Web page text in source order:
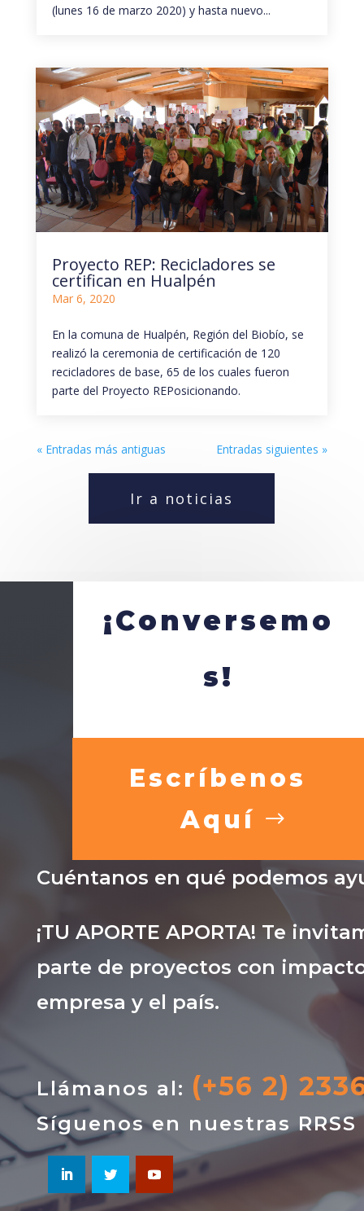
(lunes 16 de marzo 2020) y hasta nuevo...
Proyecto REP: Recicladores se
certifican en Hualpén
Mar 6, 2020
En la comuna de Hualpén, Región del Biobío, se
realizó la ceremonia de certificación de 120
recicladores de base, 65 de los cuales fueron
parte del Proyecto REPosicionando.
« Entradas más antiguas Entradas siguientes »
Ir a noticias
¡Conversemo
s!
Escríbenos
Aquí
Cuéntanos en qué podemos
¡TU APORTE APORTA! Te
parte de proyectos con
empresa y el país.
Llámanos al: (+56 2)
Síguenos en nuestras RRSS